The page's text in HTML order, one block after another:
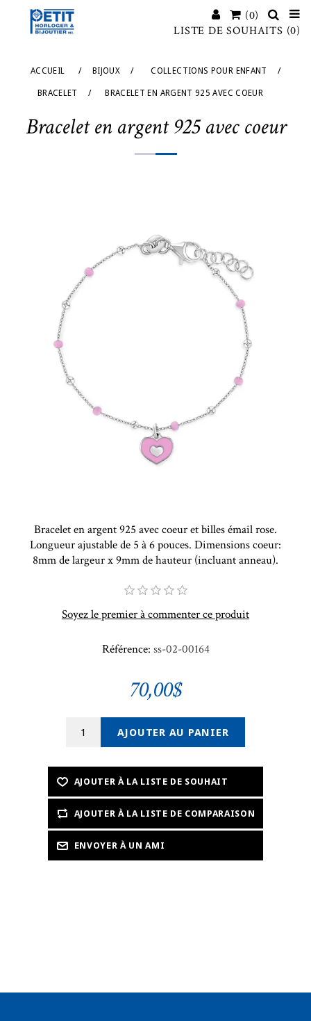
(0)
LISTE DE SOUHAITS (0)
ACCUEIL / BIJOUX / COLLECTIONS POUR ENFANT /
BRACELET / BRACELET EN ARGENT 925 AVEC COEUR
Bracelet en argent 925 avec coeur
Bracelet en argent 925 avec coeur et billes émail rose.
Longueur ajustable de 5 à 6 pouces. Dimensions coeur:
8mm de largeur x 9mm de hauteur (incluant anneau).
Soyez le premier à commenter ce produit
Référence: ss-02-00164
70,00$